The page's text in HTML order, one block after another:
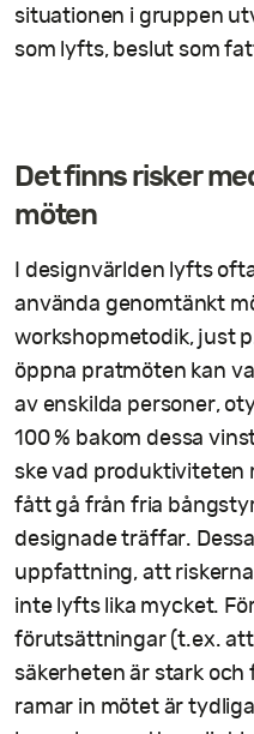
situationen i gruppen
som lyfts, beslut som
Det finns risker
möten
I designvärlden lyfts
använda genomtänkt
workshopmetodik, just
öppna pratmöten kan
av enskilda personer,
100 % bakom dessa
ske vad produktiviteten
fått gå från fria
designade träffar.
uppfattning, att
inte lyfts lika mycket.
förutsättningar (t.ex. att
säkerheten är stark
ramar in mötet är